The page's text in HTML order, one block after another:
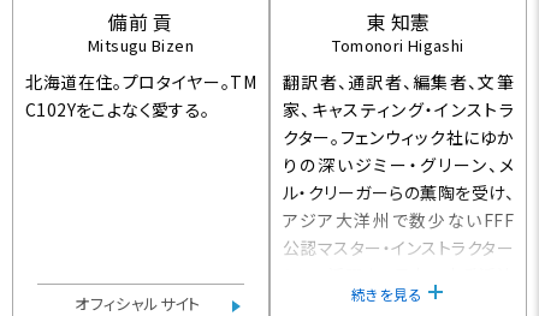
備前 貢
Mitsugu Bizen
北海道在住。プロタイヤー。TM
C102Yをこよなく愛する。
オフィシャルサイト
東 知憲
Tomonori Higashi
翻訳者、通訳者、編集者、文筆
家、キャスティング・インストラ
クター。フェンウィック社にゆか
りの深いジミー・グリーン、メ
ル・クリーガーらの薫陶を受け、
アジア大洋州で数少ないFFF
公認マスター・インストラクター
から世界のブルーウォーターに
続きを見る